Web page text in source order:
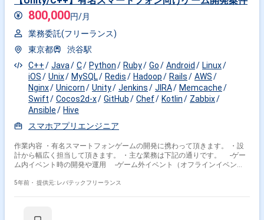
800,000円/月
業務委託(フリーランス)
東京都
渋谷駅
C++
Java C Python Ruby Go Android
Linux
iOS
Unix MySQL Redis Hadoop Rails
AWS
Nginx
Unicorn Unity Jenkins JIRA
Memcache
Swift
Cocos2d-x GitHub Chef Kotlin
Zabbix
Ansible
Hive
スマホアプリエンジニア
作業内容 ・有名スマートフォンゲームの開発に携わって頂きます。 ・設
計から幅広く担当して頂きます。 ・主な業務は下記の通りです。 -ゲー
ム内イベント時の開発や運用 -ゲーム外イベント（オフラインイベン
とのMTG -開発効率を上げるツールや環境の設計や構築および運用 -ビ
5年前・ 提供元: レバテックフリーランス